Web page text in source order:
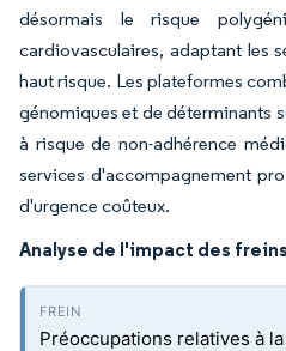
désormais le risque
cardiovasculaires, adaptant les
haut risque. Les plateformes
génomiques et de déterminants
à risque de non-adhérence
services d'accompagnement
d'urgence coûteux.
Analyse de l'impact des freins
Préoccupations relatives à